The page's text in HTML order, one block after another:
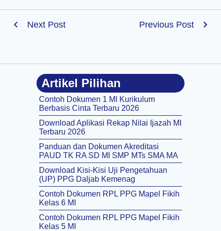
Next Post Previous Post
Artikel Pilihan
Contoh Dokumen 1 MI Kurikulum
Berbasis Cinta Terbaru 2026
Download Aplikasi Rekap Nilai Ijazah MI
Terbaru 2026
Panduan dan Dokumen Akreditasi
PAUD TK RA SD MI SMP MTs SMA MA
Download Kisi-Kisi Uji Pengetahuan
(UP) PPG Daljab Kemenag
Contoh Dokumen RPL PPG Mapel Fikih
Kelas 6 MI
Contoh Dokumen RPL PPG Mapel Fikih
Kelas 5 MI